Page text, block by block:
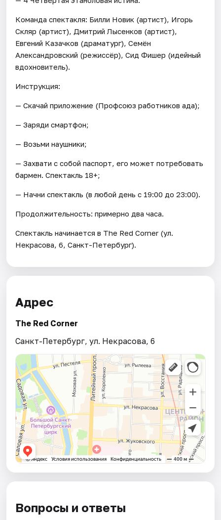
Команда спектакля: Билли Новик (артист), Игорь
Скляр (артист), Дмитрий Лысенков (артист),
Евгений Казачков (драматург), Семён
Александровский (режиссёр), Сид Фишер (идейный
вдохновитель).
Инструкция:
— Скачай приложение (Профсоюз работников ада);
— Заряди смартфон;
— Возьми наушники;
— Захвати с собой паспорт, его может потребовать
бармен. Спектакль 18+;
— Начни спектакль (в любой день с 19:00 до 23:00).
Продолжительность: примерно два часа.
Спектакль начинается в The Red Corner (ул.
Некрасова, 6, Санкт-Петербург).
Адрес
The Red Corner
Санкт-Петербург, ул. Некрасова, 6
Вопросы и ответы